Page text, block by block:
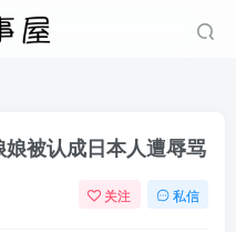
被认成日本人遭辱骂
关注 私信